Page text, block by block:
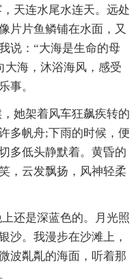
天连水尾水连天。远处
片片鱼鳞铺在水面，又
说：“大海是生命的母
大海，沐浴海风，感受
事。
她架着风车狂飙疾转的
多帆舟;下雨的时候，便
多低头静默着。黄昏的
，云发飘扬，风神轻柔
还是深蓝色的。月光照
沙。我漫步在沙滩上，
波亃亃的海面，听着那